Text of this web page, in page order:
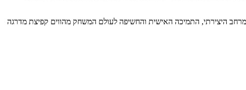
היצירתי, התמיכה האישית והחשיפה לעולם המשחק מהווים קפיצת מדרגה